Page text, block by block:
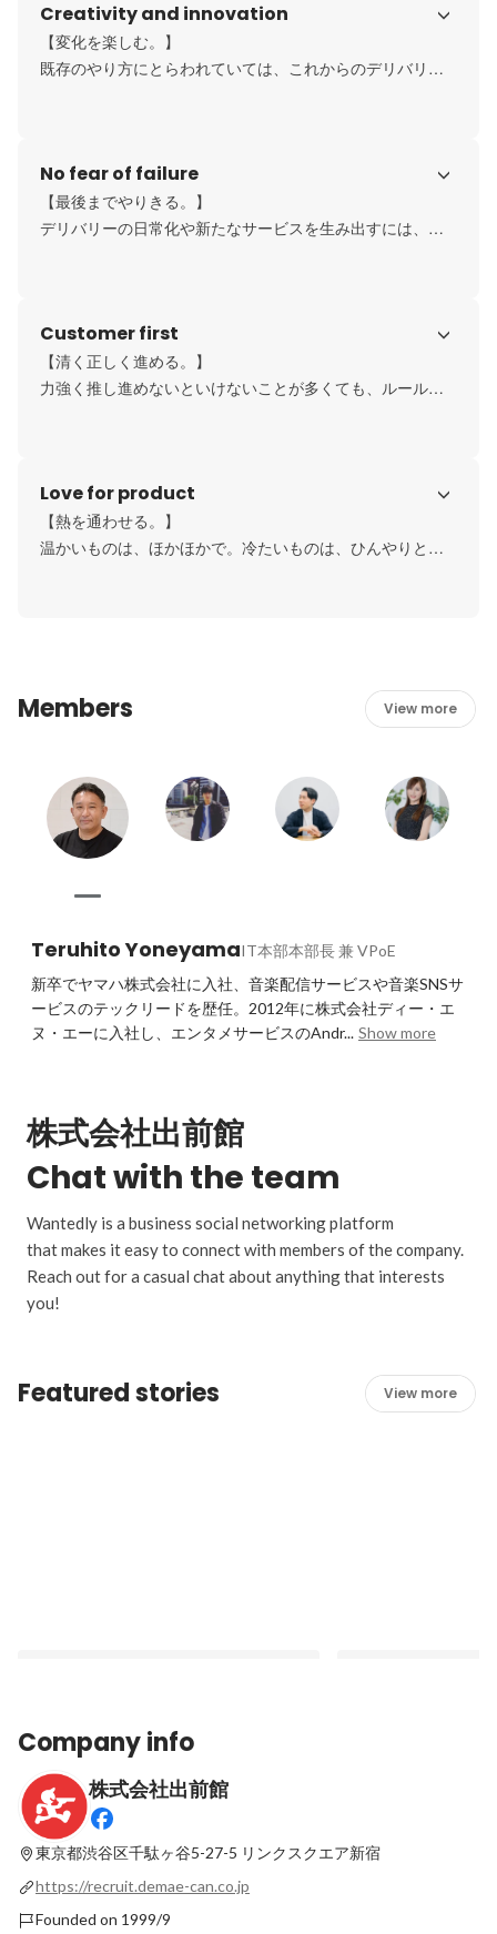
Creativity and innovation
【変化を楽しむ。】
既存のやり方にとらわれていては、これからのデリバリー
No fear of failure
【最後までやりきる。】
デリバリーの日常化や新たなサービスを生み出すには、時
す。
Customer first
【清く正しく進める。】
力強く推し進めないといけないことが多くても、ルールを
【相手目線になる。】
私たちが創出するサービスは、お店が届けたいモノがあ
り、配達してくれるパートナーがいて、最終的に受け取っ
Love for product
【熱を通わせる。】
温かいものは、ほかほかで。冷たいものは、ひんやりと。
Members View more
Teruhito YoneyamaIT本部本部長 兼 VPoE
新卒でヤマハ株式会社に入社、音楽配信サービスや音楽SNSサ
ービスのテックリードを歴任。2012年に株式会社ディー・エ
ヌ・エーに入社し、エンタメサービスのAndr... Show more
株式会社出前館
Chat with the team
Wantedly is a business social networking platform
that makes it easy to connect with members of the company.
Reach out for a casual chat about anything that interests
you!
Featured stories View more
双方向のコミュニケーションを重視！「カ
ジュアル面談」にかける出前館の思い
Pinned Pinned
Company info
株式会社出前館
東京都渋谷区千駄ヶ谷5-27-5 リンクスクエア新宿
https://recruit.demae-can.co.jp
Founded on 1999/9